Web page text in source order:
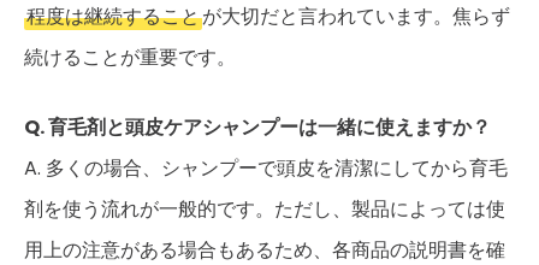
程度は継続することが大切だと言われています。焦らず
続けることが重要です。
Q. 育毛剤と頭皮ケアシャンプーは一緒に使えますか？
A. 多くの場合、シャンプーで頭皮を清潔にしてから育毛
剤を使う流れが一般的です。ただし、製品によっては使
用上の注意がある場合もあるため、各商品の説明書を確